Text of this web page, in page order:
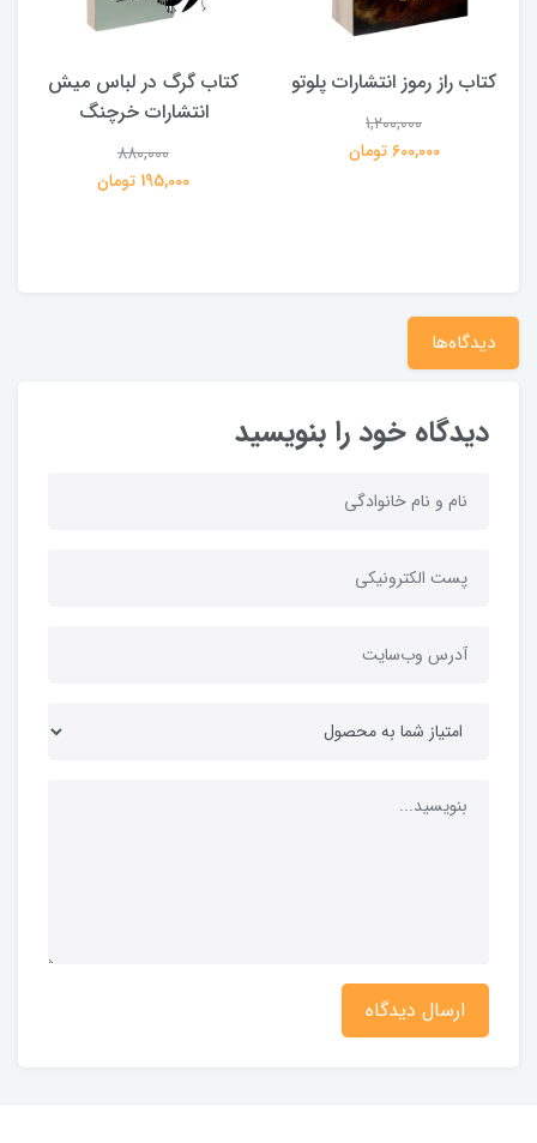
کتاب راز رموز انتشارات پلوتو
1,200,000
600,000 تومان
کتاب گرگ در لباس میش
انتشارات خرچنگ
880,000
195,000 تومان
دیدگاه‌ها
دیدگاه خود را بنویسید
ارسال دیدگاه